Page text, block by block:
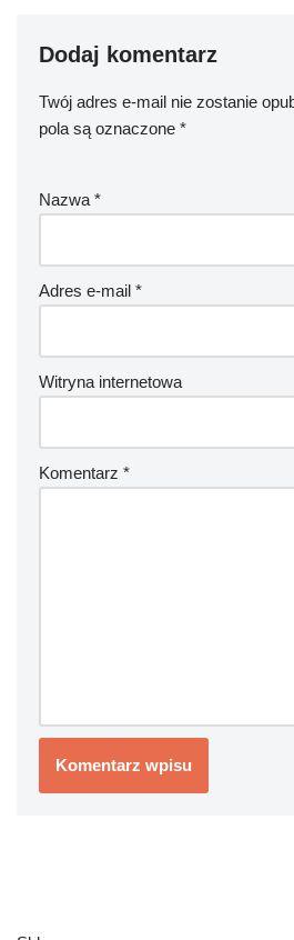
Dodaj komentarz
Twój adres e-mail nie zostanie
pola są oznaczone *
Nazwa *
Adres e-mail *
Witryna internetowa
Komentarz *